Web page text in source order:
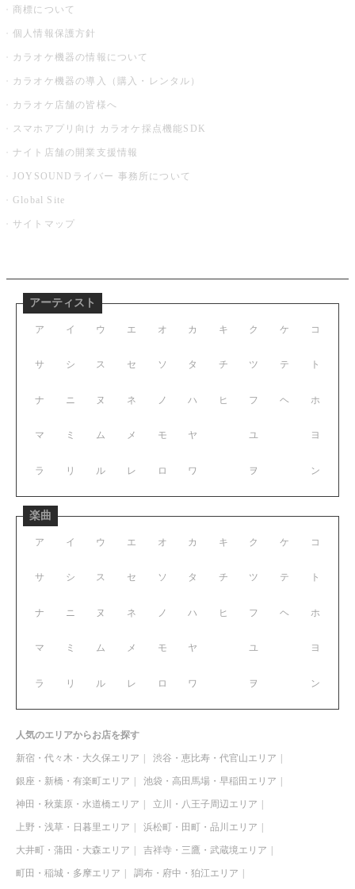
商標について
個人情報保護方針
カラオケ機器の情報について
カラオケ機器の導入（購入・レンタル）
カラオケ店舗の皆様へ
スマホアプリ向け カラオケ採点機能SDK
ナイト店舗の開業支援情報
JOYSOUNDライバー 事務所について
Global Site
サイトマップ
アーティスト
ア イ ウ エ オ
サ シ ス セ ソ
ナ ニ ヌ ネ ノ
マ ミ ム メ モ
ラ リ ル レ ロ
カ キ ク ケ コ
タ チ ツ テ ト
ハ ヒ フ ヘ ホ
ヤ ユ ヨ
ワ ヲ ン
楽曲
ア イ ウ エ オ
サ シ ス セ ソ
ナ ニ ヌ ネ ノ
マ ミ ム メ モ
ラ リ ル レ ロ
カ キ ク ケ コ
タ チ ツ テ ト
ハ ヒ フ ヘ ホ
ヤ ユ ヨ
ワ ヲ ン
人気のエリアからお店を探す
新宿・代々木・大久保エリア 渋谷・恵比寿・代官山エリア
銀座・新橋・有楽町エリア 池袋・高田馬場・早稲田エリア
神田・秋葉原・水道橋エリア 立川・八王子周辺エリア
上野・浅草・日暮里エリア 浜松町・田町・品川エリア
大井町・蒲田・大森エリア 吉祥寺・三鷹・武蔵境エリア
町田・稲城・多摩エリア 調布・府中・狛江エリア